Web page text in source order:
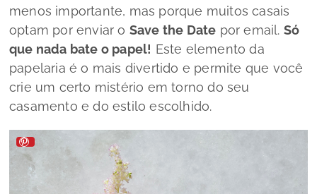
menos importante, mas porque muitos casais
optam por enviar o Save the Date por email. Só
que nada bate o papel! Este elemento da
papelaria é o mais divertido e permite que você
crie um certo mistério em torno do seu
casamento e do estilo escolhido.